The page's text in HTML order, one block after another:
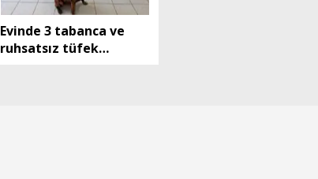
Evinde 3 tabanca ve
ruhsatsız tüfek